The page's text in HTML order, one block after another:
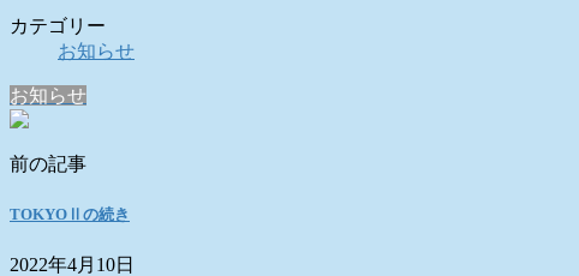
カテゴリー
お知らせ
お知らせ
前の記事
TOKYOⅡの続き
2022年4月10日